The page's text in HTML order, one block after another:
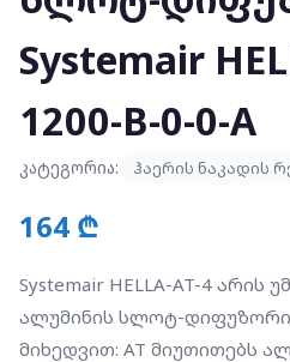
Systemair
1200-B-0-0-A
კატეგორია: ჰაერის ნაკადის
164 ₾
Systemair HELLA-AT-4 არის
ალუმინის სლოტ-
მიხედვით: AT მიუთითებს